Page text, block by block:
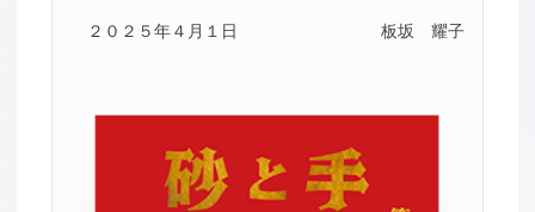
２０２５年４月１日 板坂 耀子